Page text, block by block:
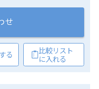
せ
る
比較リスト
に入れる